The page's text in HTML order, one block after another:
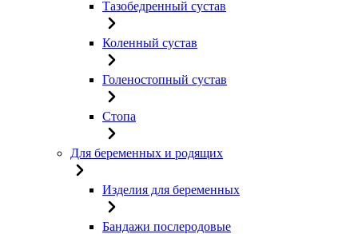
Тазобедренный сустав
Коленный сустав
Голеностопный сустав
Стопа
Для беременных и родящих
Изделия для беременных
Бандажи послеродовые